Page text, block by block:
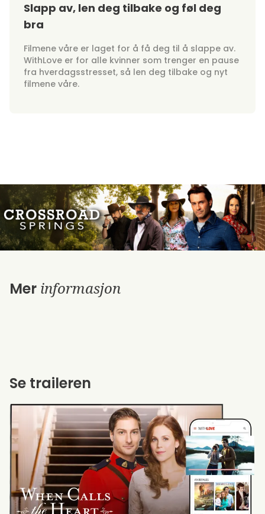
Slapp av, len deg tilbake og føl deg
bra
Filmene våre er laget for å få deg til å slappe av.
WithLove er for alle kvinner som trenger en pause
fra hverdagsstresset, så len deg tilbake og nyt
filmene våre.
Mer informasjon
Se traileren